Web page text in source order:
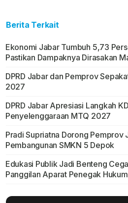
Berita Terkait
Ekonomi Jabar Tumbuh 5,73
Pastikan Dampaknya Dirasakan
DPRD Jabar dan Pemprov
2027
DPRD Jabar Apresiasi Langkah
Penyelenggaraan MTQ 2027
Pradi Supriatna Dorong Pemprov
Pembangunan SMKN 5 Depok
Edukasi Publik Jadi Benteng
Panggilan Aparat Penegak Hukum